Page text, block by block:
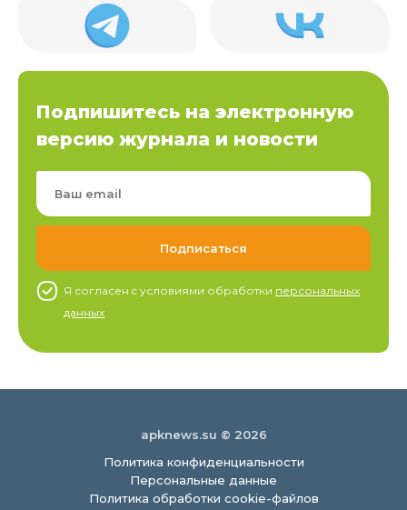
Подпишитесь на электронную
версию журнала и новости
Я согласен c условиями обработки персональных
данных
apknews.su © 2026
Политика конфиденциальности
Персональные данные
Политика обработки cookie-файлов